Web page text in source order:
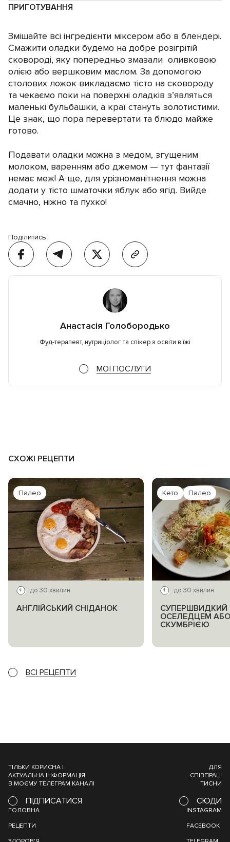
ПРИГОТУВАННЯ
Змішайте всі інгредієнти міксером або в блендері.
Смажити оладки будемо на добре розігрітій
сковороді, яку попередньо змазали оливковою
олією або вершковим маслом. За допомогою
столових ложок викладаємо тісто на сковороду
та чекаємо поки на поверхні оладків з’являться
маленькі бульбашки, а краї стануть золотистими.
Це знак, що пора перевертати та блюдо майже
готово.
Подавати оладки можна з медом, згущеним
молоком, варенням або джемом — тут фантазії
немає меж! А ще, для урізноманітнення можна
додати у тісто шматочки яблук або ягід. Вийде
смачно, ніжно та пухко!
Поділитись:
Анастасія Голобородько
Фуд-терапевт, нутриціолог та спікер з освіти в їжі
МОЇ ПОСЛУГИ
СХОЖІ РЕЦЕПТИ
Палео
до 30 хвилин
АНГЛІЙСЬКИЙ СНІДАНОК
Кето Палео
до 30 хвилин
СУПЕРШВИДКИЙ
ОСЕЛЕДЦЕМ АБО
СКУМБРІЄЮ
ВСІ РЕЦЕПТИ
ТІЛЬКИ КОРИСНА І
АКТУАЛЬНА ІНФОРМАЦІЯ
В МОЄМУ ТЕЛЕГРАМ КАНАЛІ
ПІДПИСАТИСЯ
ДЛЯ
СПІВПРАЦІ
ТИСНИ
СЮДИ
ГОЛОВНА
РЕЦЕПТИ
INSTAGRAM
FACEBOOK